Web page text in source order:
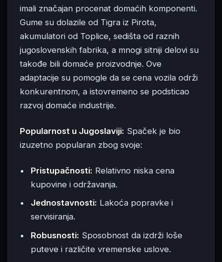
imali značajan procenat domaćih komponenti.
Gume su dolazile od Tigra iz Pirota,
akumulatori od Toplice, sedišta od raznih
jugoslovenskih fabrika, a mnogi sitniji delovi su
takođe bili domaće proizvodnje. Ove
adaptacije su pomogle da se cena vozila održi
konkurentnom, a istovremeno se podsticao
razvoj domaće industrije.
Popularnost u Jugoslaviji: Spaček je bio
izuzetno popularan zbog svoje:
Pristupačnosti: Relativno niska cena
kupovine i održavanja.
Jednostavnosti: Lakoća popravke i
servisiranja.
Robusnosti: Sposobnost da izdrži loše
puteve i različite vremenske uslove.